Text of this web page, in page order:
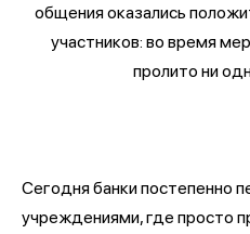
общения оказались
участников: во время
пролито ни
Сегодня банки постепенно
учреждениями, где просто